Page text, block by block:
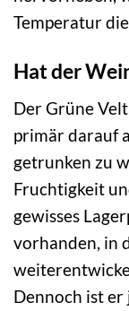
Temperatur
Hat der
Der Grüne
primär darauf
getrunken zu
Fruchtigkeit
gewisses
vorhanden, in
Dennoch ist